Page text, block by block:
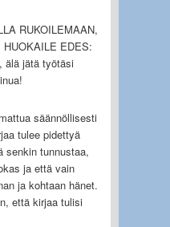
RUKOILEMAAN,
EDES:
älä jätä työtäsi
säännöllisesti
tulee pidettyä
senkin tunnustaa,
ja että vain
ja kohtaan hänet.
että kirjaa tulisi